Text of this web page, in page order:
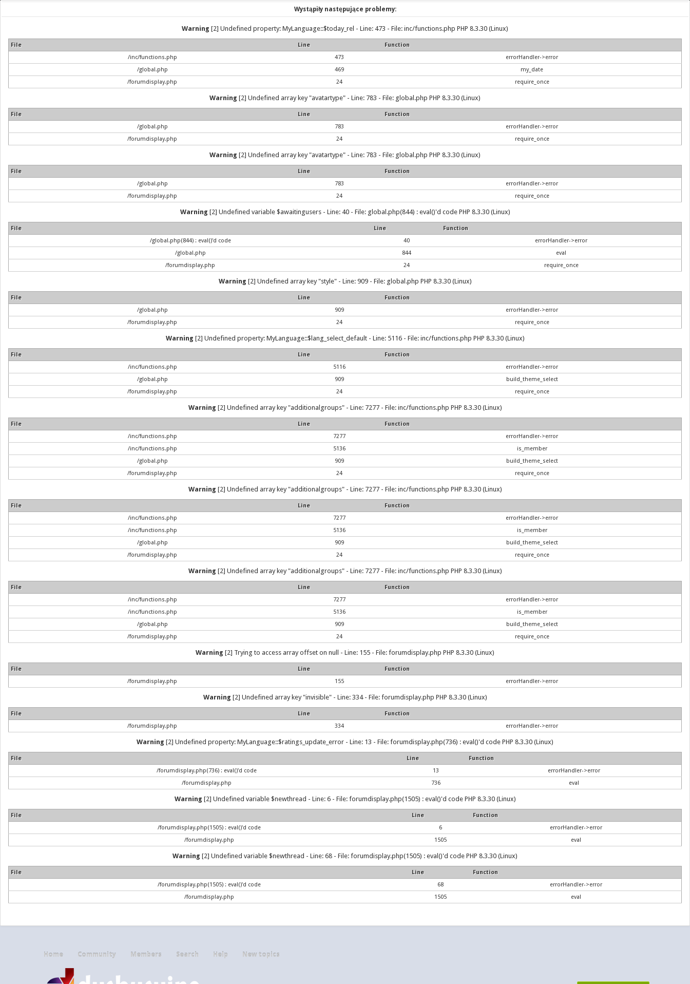
Wystąpiły następujące problemy:
Warning [2] Undefined property: MyLanguage::$today_rel - Line: 473 - File: inc/functions.php PHP 8.3.30 (Linux)
File Line
Function
/inc/functions.php
473
errorHandler->error
/global.php
469
my_date
/forumdisplay.php
24 require_once
Warning [2] Undefined array key "avatartype" - Line: 783 - File: global.php PHP 8.3.30 (Linux)
File Line
Function
/global.php
783
errorHandler->error
/forumdisplay.php
24 require_once
Warning [2] Undefined array key "avatartype" - Line: 783 - File: global.php PHP 8.3.30 (Linux)
File Line
Function
/global.php
783
errorHandler->error
/forumdisplay.php
24 require_once
Warning [2] Undefined variable $awaitingusers - Line: 40 - File: global.php(844) : eval()'d code PHP 8.3.30 (Linux)
File Line
Function
/global.php(844) : eval()'d code
40
errorHandler->error
/global.php
844
eval
/forumdisplay.php
24 require_once
Warning [2] Undefined array key "style" - Line: 909 - File: global.php PHP 8.3.30 (Linux)
File Line
Function
/global.php
909
errorHandler->error
/forumdisplay.php
24 require_once
Warning [2] Undefined property: MyLanguage::$lang_select_default - Line: 5116 - File: inc/functions.php PHP 8.3.30 (Linux)
File Line
Function
/inc/functions.php
5116
errorHandler->error
/global.php
909
build_theme_select
/forumdisplay.php
24 require_once
Warning [2] Undefined array key "additionalgroups" - Line: 7277 - File: inc/functions.php PHP 8.3.30 (Linux)
File Line
Function
/inc/functions.php
7277
errorHandler->error
/inc/functions.php
5136
is_member
/global.php
909
build_theme_select
/forumdisplay.php
24 require_once
Warning [2] Undefined array key "additionalgroups" - Line: 7277 - File: inc/functions.php PHP 8.3.30 (Linux)
File Line
Function
/inc/functions.php
7277
errorHandler->error
/inc/functions.php
5136
is_member
/global.php
909
build_theme_select
/forumdisplay.php
24 require_once
Warning [2] Undefined array key "additionalgroups" - Line: 7277 - File: inc/functions.php PHP 8.3.30 (Linux)
File Line
Function
/inc/functions.php
7277
errorHandler->error
/inc/functions.php
5136
is_member
/global.php
909
build_theme_select
/forumdisplay.php
24 require_once
Warning [2] Trying to access array offset on null - Line: 155 - File: forumdisplay.php PHP 8.3.30 (Linux)
File Line
Function
/forumdisplay.php
155 errorHandler->error
Warning [2] Undefined array key "invisible" - Line: 334 - File: forumdisplay.php PHP 8.3.30 (Linux)
File Line
Function
/forumdisplay.php
334 errorHandler->error
Warning [2] Undefined property: MyLanguage::$ratings_update_error - Line: 13 - File: forumdisplay.php(736) : eval()'d code PHP 8.3.30 (Linux)
File Line
Function
/forumdisplay.php(736) : eval()'d code
13
errorHandler->error
/forumdisplay.php
736 eval
Warning [2] Undefined variable $newthread - Line: 6 - File: forumdisplay.php(1505) : eval()'d code PHP 8.3.30 (Linux)
File Line
Function
/forumdisplay.php(1505) : eval()'d code
6
errorHandler->error
/forumdisplay.php
1505 eval
Warning [2] Undefined variable $newthread - Line: 68 - File: forumdisplay.php(1505) : eval()'d code PHP 8.3.30 (Linux)
File Line
Function
/forumdisplay.php(1505) : eval()'d code
68
errorHandler->error
/forumdisplay.php
1505 eval
Home Community Members Search Help New topics